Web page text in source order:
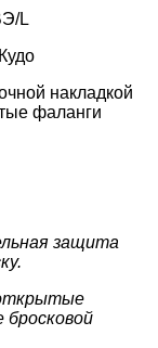
/L
накладкой
фаланги
защита
бросковой